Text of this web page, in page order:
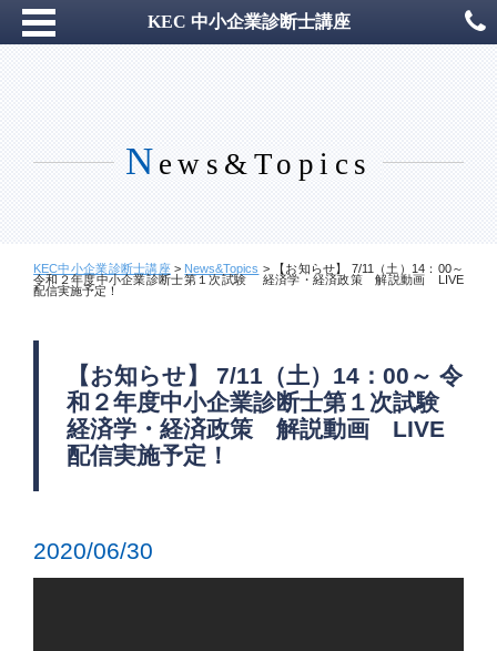
N ews&Topics
KEC中小企業診断士講座> News&Topics >
【お知らせ】 7/11（土）14：00～
令和２年度中小企業診断士第１次試験 経済学・経済政策 解説動画 LIVE
配信実施予定！
【お知らせ】 7/11（土）14：00～ 令
和２年度中小企業診断士第１次試験
経済学・経済政策 解説動画 LIVE
配信実施予定！
2020/06/30
KEC 中小企業診断士講座